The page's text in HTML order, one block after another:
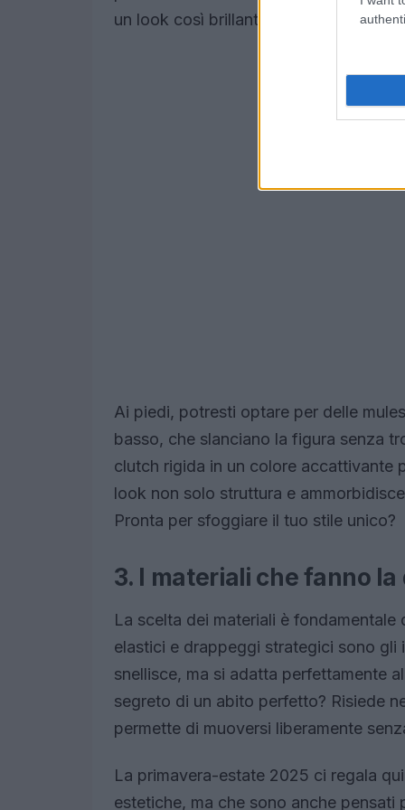
un look così brillante?
Ai piedi, potresti optare per delle
basso, che slanciano la figura senza
clutch rigida in un colore accattivante
look non solo struttura e
Pronta per sfoggiare il tuo stile unico?
3. I materiali che fanno
La scelta dei materiali è
elastici e drappeggi strategici sono
snellisce, ma si adatta perfettamente
segreto di un abito perfetto? Risiede
permette di muoversi liberamente
La primavera-estate 2025 ci regala
estetiche, ma che sono anche pensati